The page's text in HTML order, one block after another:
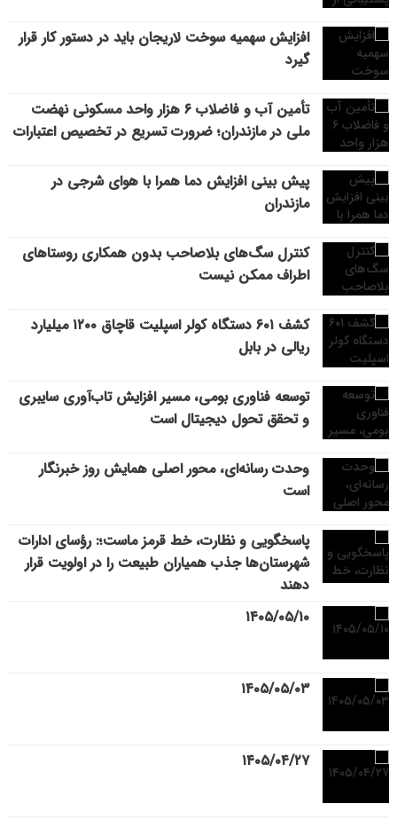
افزایش سهمیه سوخت لاریجان باید در دستور کار قرار
گیرد
تأمین آب و فاضلاب ۶ هزار واحد مسکونی نهضت
ملی در مازندران؛ ضرورت تسریع در تخصیص اعتبارات
پیش بینی افزایش دما همرا با هوای شرجی در
مازندران
کنترل سگ‌های بلاصاحب بدون همکاری روستاهای
اطراف ممکن نیست
کشف ۶۰۱ دستگاه کولر اسپلیت قاچاق ۱۲۰۰ میلیارد
ریالی در بابل
توسعه فناوری بومی، مسیر افزایش تاب‌آوری سایبری
و تحقق تحول دیجیتال است
وحدت رسانه‌ای، محور اصلی همایش روز خبرنگار
است
پاسخگویی و نظارت، خط قرمز ماست؛: رؤسای ادارات
شهرستان‌ها جذب همیاران طبیعت را در اولویت قرار
دهند
۱۴۰۵/۰۵/۱۰
۱۴۰۵/۰۵/۰۳
۱۴۰۵/۰۴/۲۷